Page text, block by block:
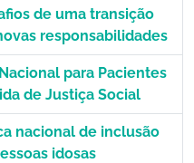
de uma transição
responsabilidades
para Pacientes
de Justiça Social
nacional de inclusão
idosas